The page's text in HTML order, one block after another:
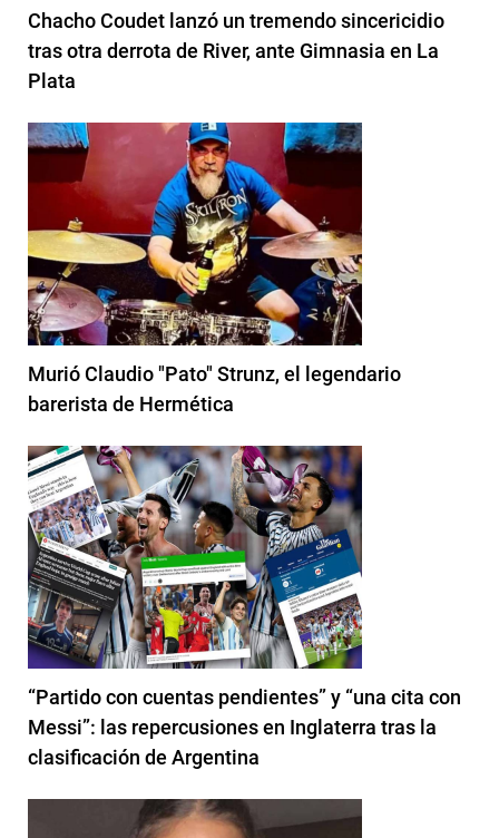
Chacho Coudet lanzó un tremendo sincericidio
tras otra derrota de River, ante Gimnasia en La
Plata
Murió Claudio "Pato" Strunz, el legendario
barerista de Hermética
“Partido con cuentas pendientes” y “una cita con
Messi”: las repercusiones en Inglaterra tras la
clasificación de Argentina